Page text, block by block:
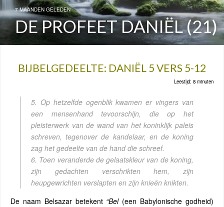
7 MAANDEN GELEDEN
DE PROFEET DANIËL (21)
BIJBELGEDEELTE: DANIËL 5 VERS 5-12
Leestijd: 8 minuten
5. Op hetzelfde ogenblik kwamen er vingers van
een mensenhand tevoorschijn, die op het
pleisterwerk van de wand van het koninklijk paleis
schreven, tegenover de kandelaar, en de koning
zag het gedeelte van de hand die schreef.
6. Toen veranderde de gelaatskleur van de koning,
zijn gedachten verschrikten hem, zijn
heupgewrichten verslapten en zijn knieën knikten.
De naam Belsazar betekent “Bel(een Babylonische godheid)